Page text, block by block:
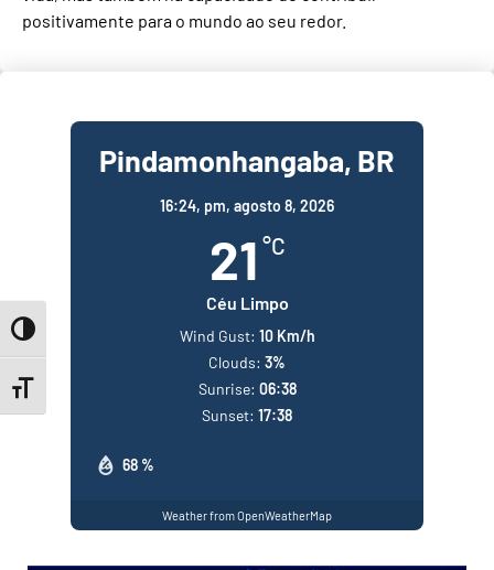
Toggle High Contrast
Toggle Font size
positivamente para o mundo ao seu redor.
Pindamonhangaba, BR
16:24, pm, agosto 8, 2026
21 °C
Céu Limpo
68 %
Wind Gust: 10 Km/h
Clouds: 3%
Sunrise: 06:38
Sunset: 17:38
Weather from OpenWeatherMap